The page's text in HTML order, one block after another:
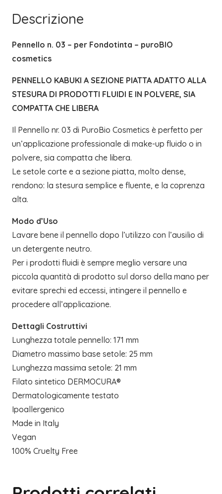
Descrizione
Pennello n. 03 – per Fondotinta – puroBIO
cosmetics
PENNELLO KABUKI A SEZIONE PIATTA ADATTO ALLA
STESURA DI PRODOTTI FLUIDI E IN POLVERE, SIA
COMPATTA CHE LIBERA
Il Pennello nr. 03 di PuroBio Cosmetics è perfetto per
un’applicazione professionale di make-up fluido o in
polvere, sia compatta che libera.
Le setole corte e a sezione piatta, molto dense,
rendono: la stesura semplice e fluente, e la coprenza
alta.
Modo d’Uso
Lavare bene il pennello dopo l’utilizzo con l’ausilio di
un detergente neutro.
Per i prodotti fluidi è sempre meglio versare una
piccola quantità di prodotto sul dorso della mano per
evitare sprechi ed eccessi, intingere il pennello e
procedere all’applicazione.
Dettagli Costruttivi
Lunghezza totale pennello: 171 mm
Diametro massimo base setole: 25 mm
Lunghezza massima setole: 21 mm
Filato sintetico DERMOCURA®
Dermatologicamente testato
Ipoallergenico
Made in Italy
Vegan
100% Cruelty Free